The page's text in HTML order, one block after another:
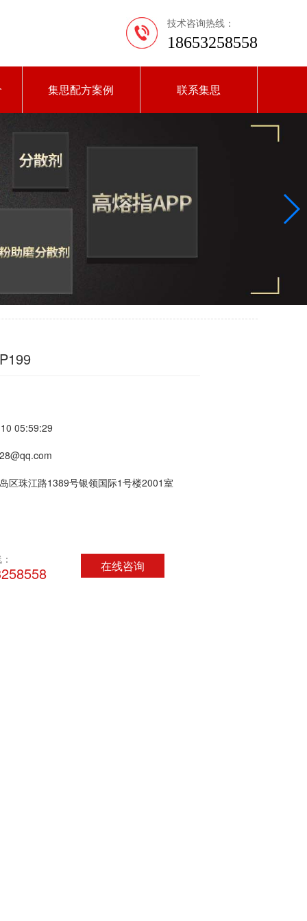
技术咨询热线：
18653258558
集思配方案例 联系集思
05:59:29
区珠江路1389号银领国际1号楼2001室
在线咨询